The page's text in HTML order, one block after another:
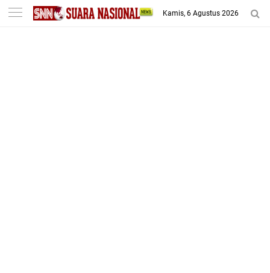
-->
Kamis, 6 Agustus 2026